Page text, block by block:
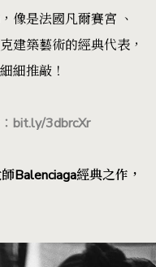
像是法國凡爾賽宮 、
建築藝術的經典代表，
細推敲！
bit.ly/3dbrcXr
Balenciaga經典之作，